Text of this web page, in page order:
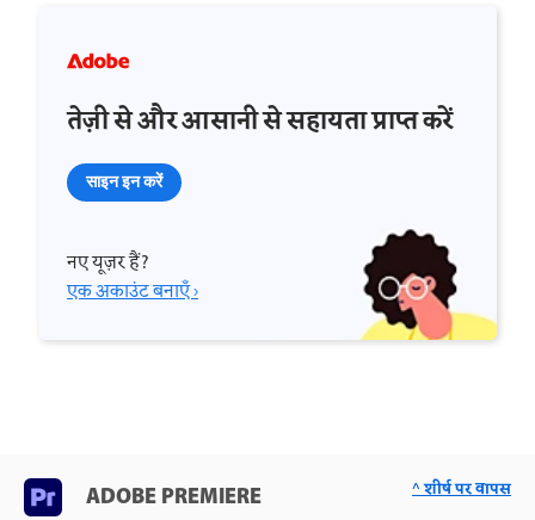
तेज़ी से और आसानी से सहायता प्राप्त करें
साइन इन करें
नए यूज़र हैं?
एक अकाउंट बनाएँ ›
ADOBE PREMIERE ^ शीर्ष पर वापस